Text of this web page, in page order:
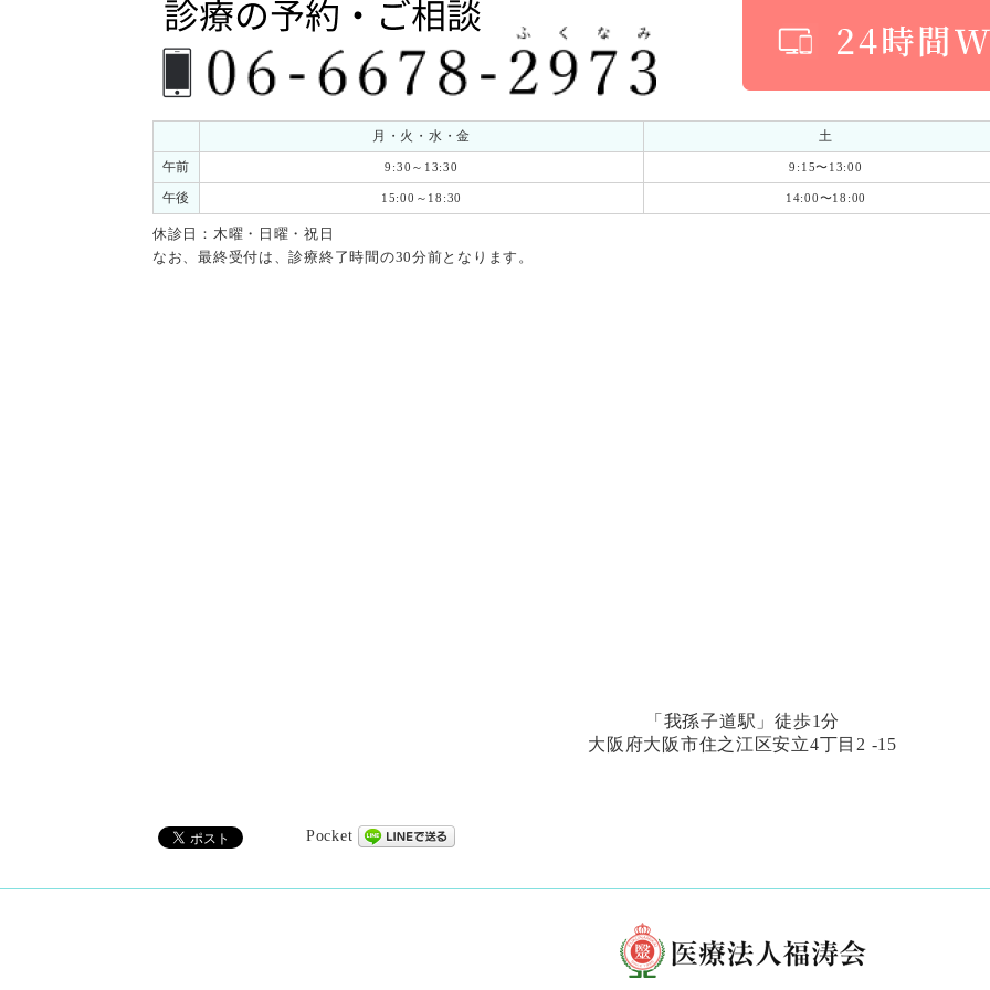
月・火・水・金 土
午前
9:30～13:30 9:15〜13:00
午後 15:00～18:30 14:00〜18:00
休診日：木曜・日曜・祝日
なお、最終受付は、診療終了時間の30分前となります。
「我孫子道駅」徒歩1分
大阪府大阪市住之江区安立4丁目2 -15
Pocket